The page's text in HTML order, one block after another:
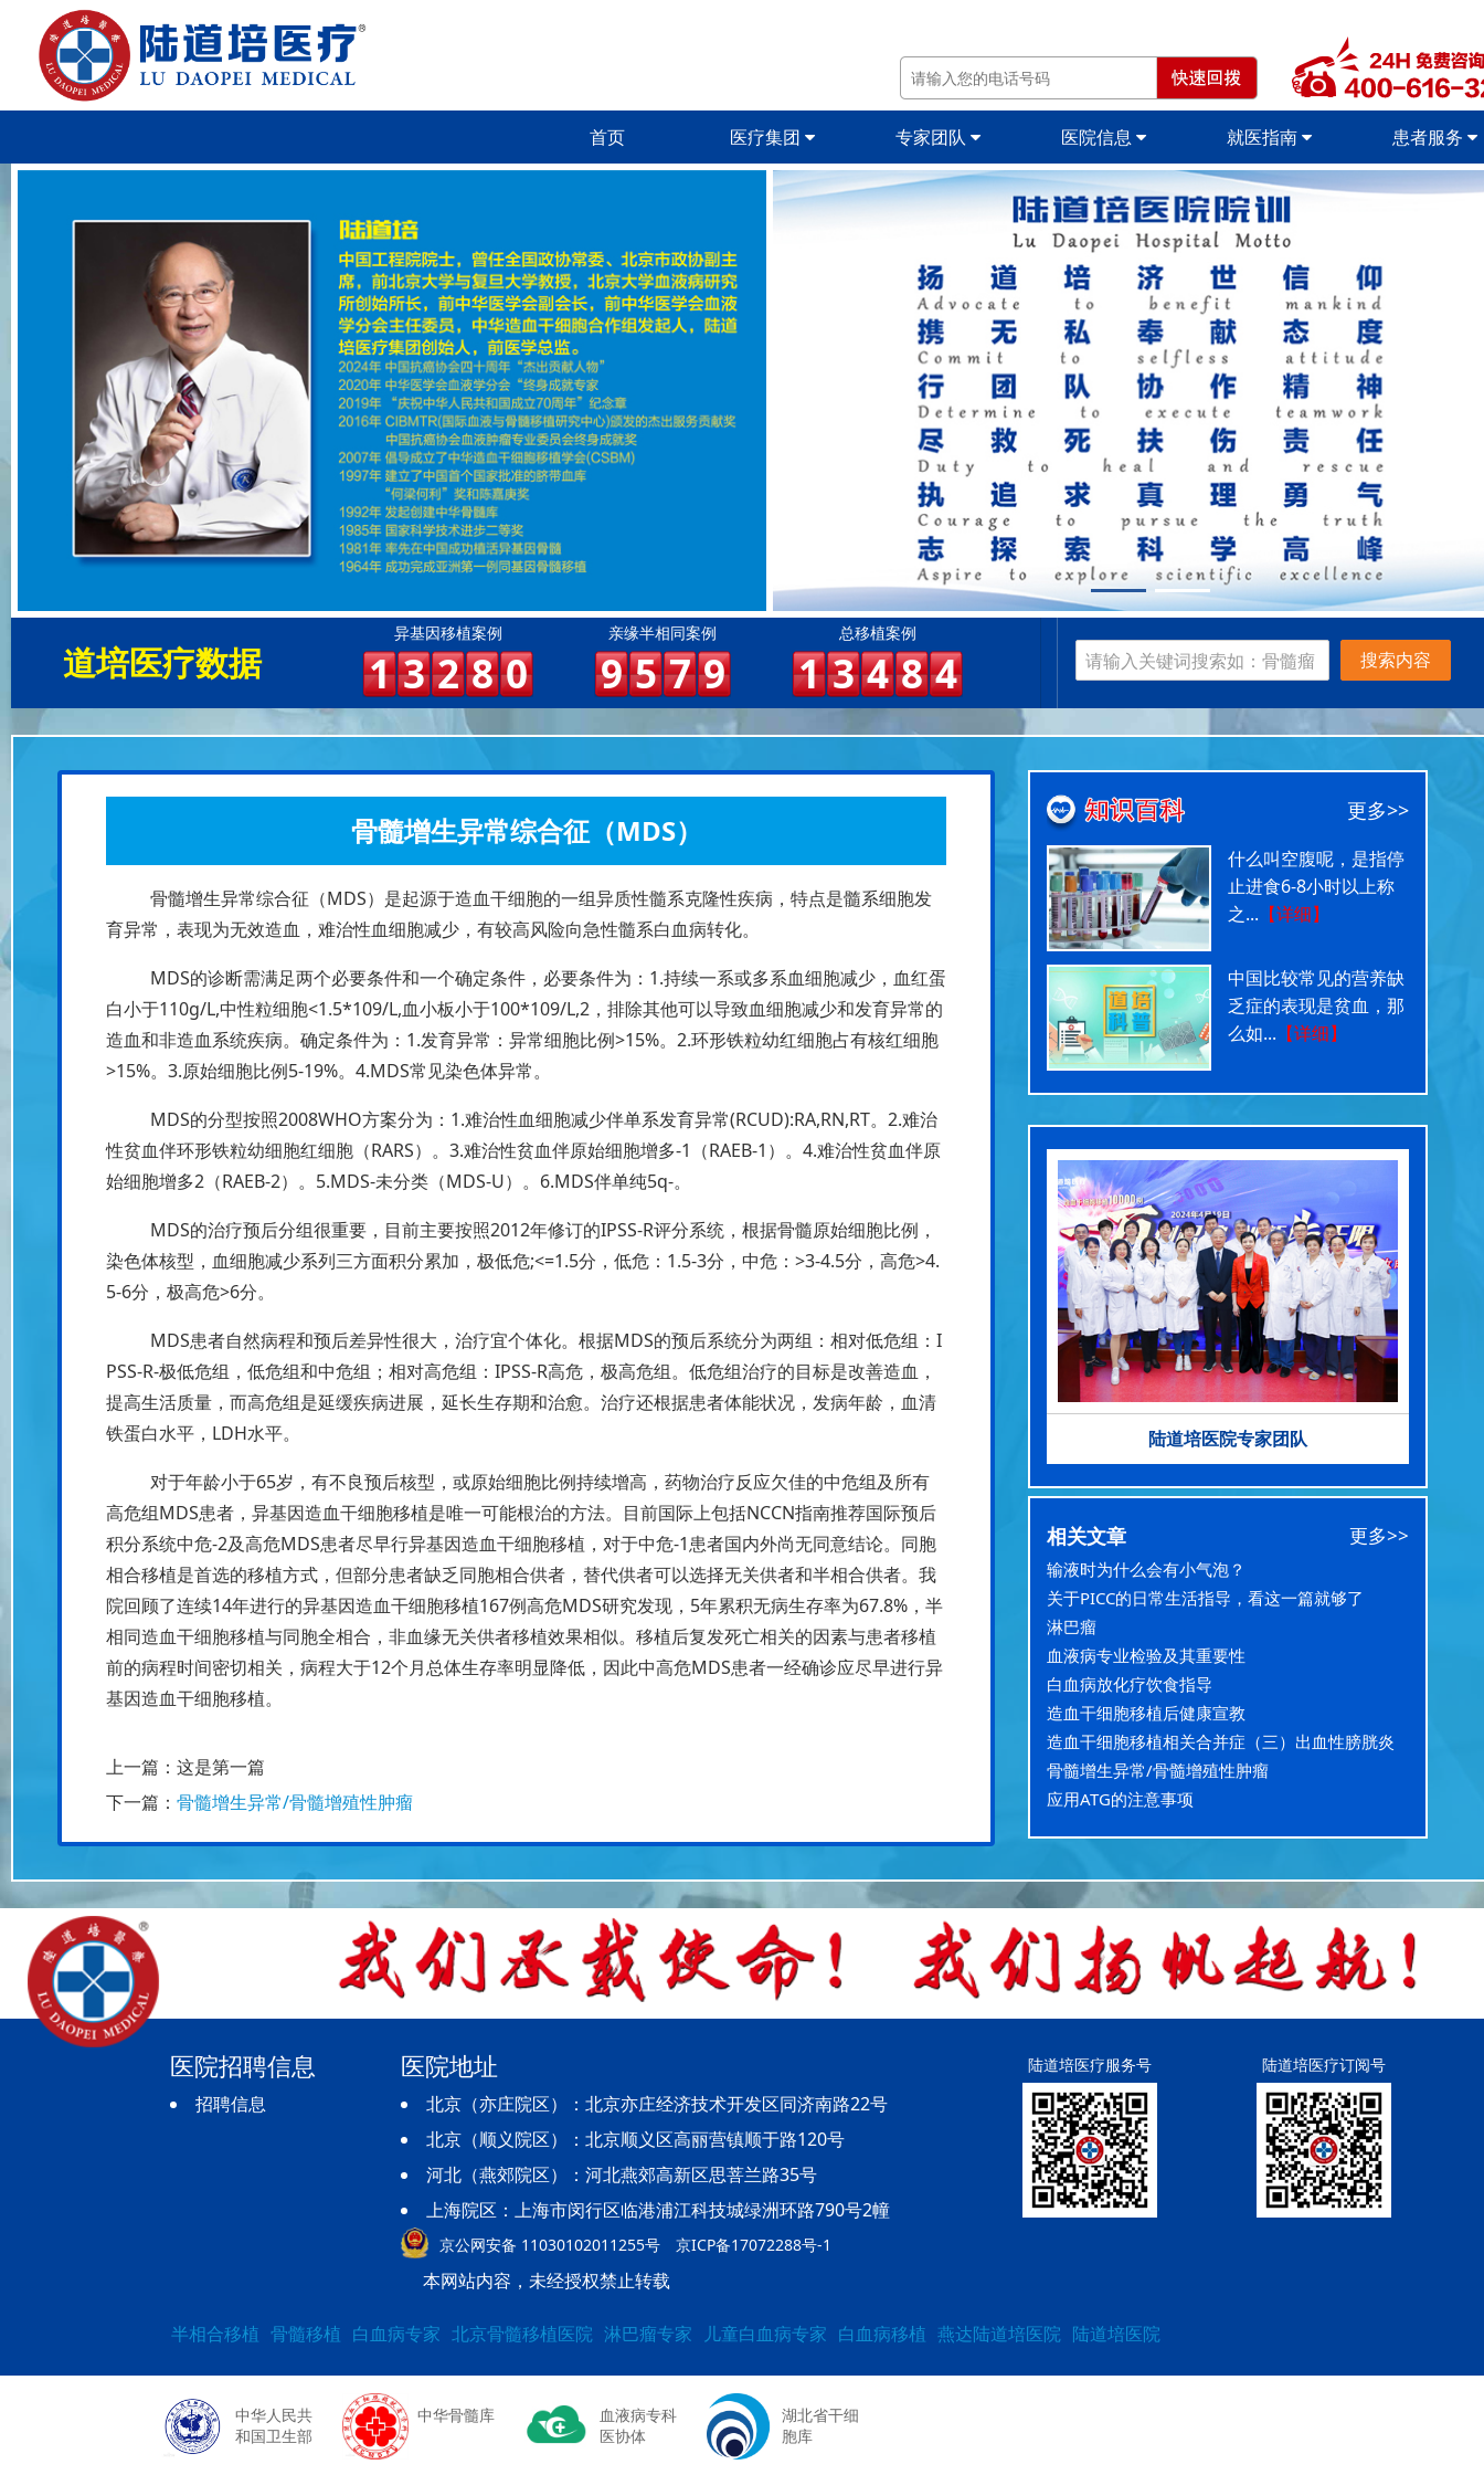
首页 医疗集团 专家团队 医院信息 就医指南 患者服务
道培医疗数据
异基因移植案例
1 3 2 8 0
亲缘半相同案例
9 5 7 9
总移植案例
1 3 4 8 4 搜索内容
骨髓增生异常综合征（MDS）
骨髓增生异常综合征（MDS）是起源于造血干细胞的一组异质性髓系克隆性疾病，特点是髓系细胞发
育异常，表现为无效造血，难治性血细胞减少，有较高风险向急性髓系白血病转化。
MDS的诊断需满足两个必要条件和一个确定条件，必要条件为：1.持续一系或多系血细胞减少，血红蛋
白小于110g/L,中性粒细胞<1.5*109/L,血小板小于100*109/L,2，排除其他可以导致血细胞减少和发育异常的
造血和非造血系统疾病。确定条件为：1.发育异常：异常细胞比例>15%。2.环形铁粒幼红细胞占有核红细胞
>15%。3.原始细胞比例5-19%。4.MDS常见染色体异常。
MDS的分型按照2008WHO方案分为：1.难治性血细胞减少伴单系发育异常(RCUD):RA,RN,RT。2.难治
性贫血伴环形铁粒幼细胞红细胞（RARS）。3.难治性贫血伴原始细胞增多-1（RAEB-1）。4.难治性贫血伴原
始细胞增多2（RAEB-2）。5.MDS-未分类（MDS-U）。6.MDS伴单纯5q-。
MDS的治疗预后分组很重要，目前主要按照2012年修订的IPSS-R评分系统，根据骨髓原始细胞比例，
染色体核型，血细胞减少系列三方面积分累加，极低危;<=1.5分，低危：1.5-3分，中危：>3-4.5分，高危>4.
5-6分，极高危>6分。
MDS患者自然病程和预后差异性很大，治疗宜个体化。根据MDS的预后系统分为两组：相对低危组：I
PSS-R-极低危组，低危组和中危组；相对高危组：IPSS-R高危，极高危组。低危组治疗的目标是改善造血，
提高生活质量，而高危组是延缓疾病进展，延长生存期和治愈。治疗还根据患者体能状况，发病年龄，血清
铁蛋白水平，LDH水平。
对于年龄小于65岁，有不良预后核型，或原始细胞比例持续增高，药物治疗反应欠佳的中危组及所有
高危组MDS患者，异基因造血干细胞移植是唯一可能根治的方法。目前国际上包括NCCN指南推荐国际预后
积分系统中危-2及高危MDS患者尽早行异基因造血干细胞移植，对于中危-1患者国内外尚无同意结论。同胞
相合移植是首选的移植方式，但部分患者缺乏同胞相合供者，替代供者可以选择无关供者和半相合供者。我
院回顾了连续14年进行的异基因造血干细胞移植167例高危MDS研究发现，5年累积无病生存率为67.8%，半
相同造血干细胞移植与同胞全相合，非血缘无关供者移植效果相似。移植后复发死亡相关的因素与患者移植
前的病程时间密切相关，病程大于12个月总体生存率明显降低，因此中高危MDS患者一经确诊应尽早进行异
基因造血干细胞移植。
上一篇：这是第一篇
下一篇： 骨髓增生异常/骨髓增殖性肿瘤
更多>>
什么叫空腹呢，是指停
止进食6-8小时以上称
之... 【详细】
中国比较常见的营养缺
乏症的表现是贫血，那
么如... 【详细】
陆道培医院专家团队
相关文章 更多>>
输液时为什么会有小气泡？
关于PICC的日常生活指导，看这一篇就够了
淋巴瘤
血液病专业检验及其重要性
白血病放化疗饮食指导
造血干细胞移植后健康宣教
造血干细胞移植相关合并症（三）出血性膀胱炎
骨髓增生异常/骨髓增殖性肿瘤
应用ATG的注意事项
医院招聘信息
招聘信息
医院地址
北京（亦庄院区）：北京亦庄经济技术开发区同济南路22号
北京（顺义院区）：北京顺义区高丽营镇顺于路120号
河北（燕郊院区）：河北燕郊高新区思菩兰路35号
上海院区：上海市闵行区临港浦江科技城绿洲环路790号2幢
京公网安备 11030102011255号 京ICP备17072288号-1
本网站内容，未经授权禁止转载
陆道培医疗服务号 陆道培医疗订阅号
半相合移植 骨髓移植 白血病专家 北京骨髓移植医院 淋巴瘤专家 儿童白血病专家 白血病移植 燕达陆道培医院 陆道培医院
中华人民共
和国卫生部
中华骨髓库
血液病专科
医协体
湖北省干细
胞库